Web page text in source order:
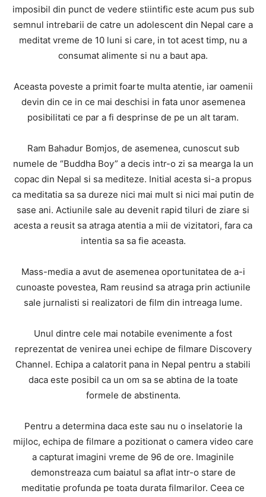
imposibil din punct de vedere stiintific este acum pus sub
semnul intrebarii de catre un adolescent din Nepal care a
meditat vreme de 10 luni si care, in tot acest timp, nu a
consumat alimente si nu a baut apa.
Aceasta poveste a primit foarte multa atentie, iar oamenii
devin din ce in ce mai deschisi in fata unor asemenea
posibilitati ce par a fi desprinse de pe un alt taram.
Ram Bahadur Bomjos, de asemenea, cunoscut sub
numele de “Buddha Boy” a decis intr-o zi sa mearga la un
copac din Nepal si sa mediteze. Initial acesta si-a propus
ca meditatia sa sa dureze nici mai mult si nici mai putin de
sase ani. Actiunile sale au devenit rapid tiluri de ziare si
acesta a reusit sa atraga atentia a mii de vizitatori, fara ca
intentia sa sa fie aceasta.
Mass-media a avut de asemenea oportunitatea de a-i
cunoaste povestea, Ram reusind sa atraga prin actiunile
sale jurnalisti si realizatori de film din intreaga lume.
Unul dintre cele mai notabile evenimente a fost
reprezentat de venirea unei echipe de filmare Discovery
Channel. Echipa a calatorit pana in Nepal pentru a stabili
daca este posibil ca un om sa se abtina de la toate
formele de abstinenta.
Pentru a determina daca este sau nu o inselatorie la
mijloc, echipa de filmare a pozitionat o camera video care
a capturat imagini vreme de 96 de ore. Imaginile
demonstreaza cum baiatul sa aflat intr-o stare de
meditatie profunda pe toata durata filmarilor. Ceea ce